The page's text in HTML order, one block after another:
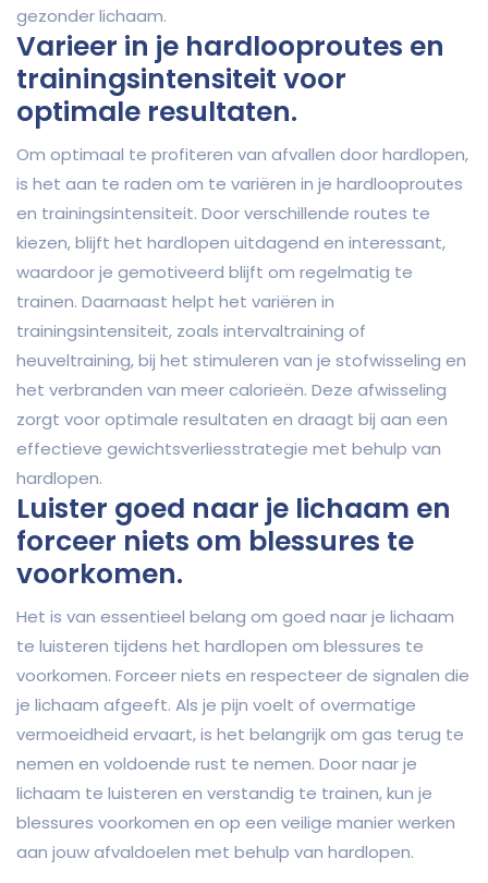
gezonder lichaam.
Varieer in je hardlooproutes en
trainingsintensiteit voor
optimale resultaten.
Om optimaal te profiteren van afvallen door hardlopen,
is het aan te raden om te variëren in je hardlooproutes
en trainingsintensiteit. Door verschillende routes te
kiezen, blijft het hardlopen uitdagend en interessant,
waardoor je gemotiveerd blijft om regelmatig te
trainen. Daarnaast helpt het variëren in
trainingsintensiteit, zoals intervaltraining of
heuveltraining, bij het stimuleren van je stofwisseling en
het verbranden van meer calorieën. Deze afwisseling
zorgt voor optimale resultaten en draagt bij aan een
effectieve gewichtsverliesstrategie met behulp van
hardlopen.
Luister goed naar je lichaam en
forceer niets om blessures te
voorkomen.
Het is van essentieel belang om goed naar je lichaam
te luisteren tijdens het hardlopen om blessures te
voorkomen. Forceer niets en respecteer de signalen die
je lichaam afgeeft. Als je pijn voelt of overmatige
vermoeidheid ervaart, is het belangrijk om gas terug te
nemen en voldoende rust te nemen. Door naar je
lichaam te luisteren en verstandig te trainen, kun je
blessures voorkomen en op een veilige manier werken
aan jouw afvaldoelen met behulp van hardlopen.